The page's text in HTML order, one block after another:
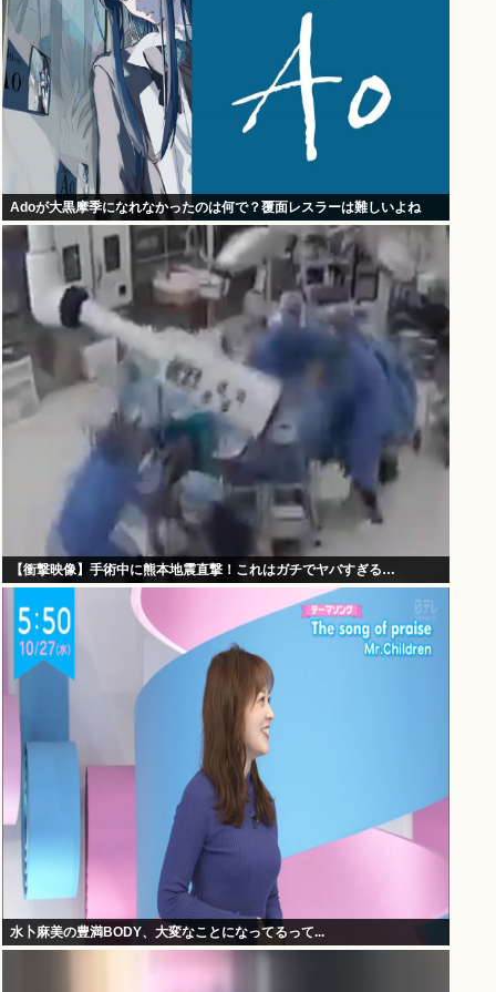
Adoが大黒摩季になれなかったのは何で？覆面レスラーは難しいよね
【衝撃映像】手術中に熊本地震直撃！これはガチでヤバすぎる…
水卜麻美の豊満BODY、大変なことになってるって...